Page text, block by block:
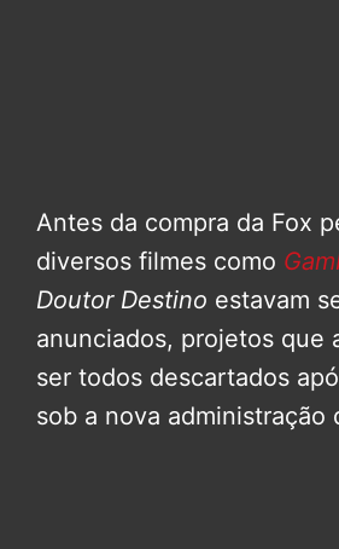
Antes da compra da Fox
diversos filmes como
Doutor Destino estavam
anunciados, projetos que
ser todos descartados
sob a nova administração